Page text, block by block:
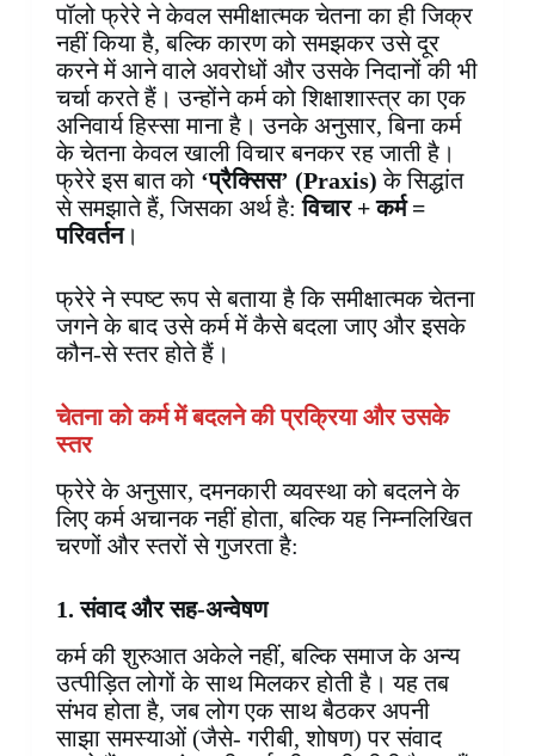
पॉलो फ्रेरे ने केवल समीक्षात्मक चेतना का ही जिक्र
नहीं किया है, बल्कि कारण को समझकर उसे दूर
करने में आने वाले अवरोधों और उसके निदानों की भी
चर्चा करते हैं। उन्होंने कर्म को शिक्षाशास्त्र का एक
अनिवार्य हिस्सा माना है। उनके अनुसार, बिना कर्म
के चेतना केवल खाली विचार बनकर रह जाती है।
फ्रेरे इस बात को ‘प्रैक्सिस’ (Praxis) के सिद्धांत
से समझाते हैं, जिसका अर्थ है:विचार + कर्म =
परिवर्तन।
फ्रेरे ने स्पष्ट रूप से बताया है कि समीक्षात्मक चेतना
जगने के बाद उसे कर्म में कैसे बदला जाए और इसके
कौन-से स्तर होते हैं।
चेतना को कर्म में बदलने की प्रक्रिया और उसके
स्तर
फ्रेरे के अनुसार, दमनकारी व्यवस्था को बदलने के
लिए कर्म अचानक नहीं होता, बल्कि यह निम्नलिखित
चरणों और स्तरों से गुजरता है:
1. संवाद और सह-अन्वेषण
कर्म की शुरुआत अकेले नहीं, बल्कि समाज के अन्य
उत्पीड़ित लोगों के साथ मिलकर होती है। यह तब
संभव होता है, जब लोग एक साथ बैठकर अपनी
साझा समस्याओं (जैसे- गरीबी, शोषण) पर संवाद